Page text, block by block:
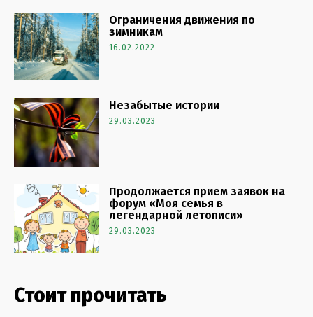
Ограничения движения по
зимникам
16.02.2022
Незабытые истории
29.03.2023
Продолжается прием заявок на
форум «Моя семья в
легендарной летописи»
29.03.2023
Стоит прочитать